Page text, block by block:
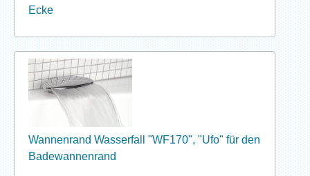
Ecke
Wannenrand Wasserfall "WF170", "Ufo" für den
Badewannenrand